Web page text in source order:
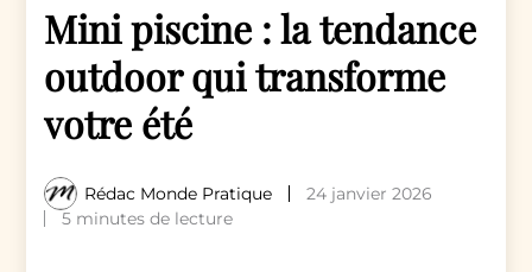
Mini piscine : la tendance
outdoor qui transforme
votre été
Rédac Monde Pratique
24 janvier 2026
5 minutes de lecture